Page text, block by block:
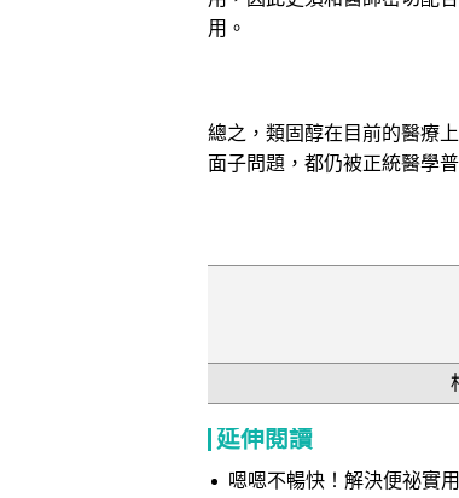
用。
總之，類固醇在目前的醫療
面子問題，都仍被正統醫學
延伸閱讀
嗯嗯不暢快！解決便祕實